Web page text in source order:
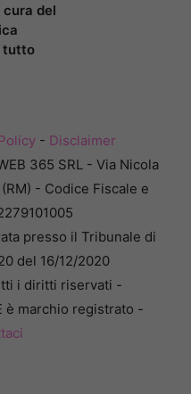
del
tutto
- Disclaimer
365 SRL - Via Nicola
- Codice Fiscale e
presso il Tribunale di
del 16/12/2020
i diritti riservati -
è marchio registrato -